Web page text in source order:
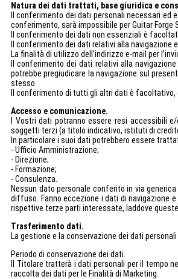
Natura dei dati trattati, base giuridica e
Il conferimento dei dati personali necessari
conferimento, sarà impossibile per Guitar Forge
Il conferimento dei dati non essenziali è
Il conferimento dei dati relativi alla
La finalità di utilizzo dell’indirizzo e-mail per
Il conferimento dei dati relativi alla
potrebbe pregiudicare la navigazione sul
stesso.
Il conferimento di tutti gli altri dati è
Accesso e comunicazione.
I Vostri dati potranno essere resi accessibili
soggetti terzi (a titolo indicativo, istituti di
In particolare i suoi dati potrebbero essere
- Ufficio Amministrazione;
- Direzione;
- Formazione;
- Consulenza.
Nessun dato personale conferito in via
diffuso. Fanno eccezione i dati di navigazione
rispettive terze parti interessate, laddove
Trasferimento dati.
La gestione e la conservazione dei dati
Periodo di conservazione dei dati.
Il Titolare tratterà i dati personali per il tempo
raccolta dei dati per le Finalità di Marketing.